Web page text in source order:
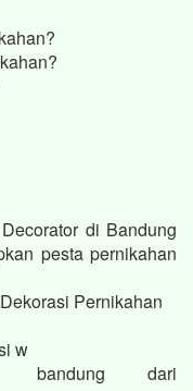
di Bandung
pesta pernikahan
Pernikahan
w
bandung dari